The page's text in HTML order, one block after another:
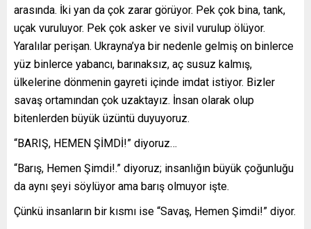
arasında. İki yan da çok zarar görüyor. Pek çok bina, tank,
uçak vuruluyor. Pek çok asker ve sivil vurulup ölüyor.
Yaralılar perişan. Ukrayna’ya bir nedenle gelmiş on binlerce
yüz binlerce yabancı, barınaksız, aç susuz kalmış,
ülkelerine dönmenin gayreti içinde imdat istiyor. Bizler
savaş ortamından çok uzaktayız. İnsan olarak olup
bitenlerden büyük üzüntü duyuyoruz.
“BARIŞ, HEMEN ŞİMDİ!” diyoruz…
“Barış, Hemen Şimdi!.” diyoruz; insanlığın büyük çoğunluğu
da aynı şeyi söylüyor ama barış olmuyor işte.
Çünkü insanların bir kısmı ise “Savaş, Hemen Şimdi!” diyor.